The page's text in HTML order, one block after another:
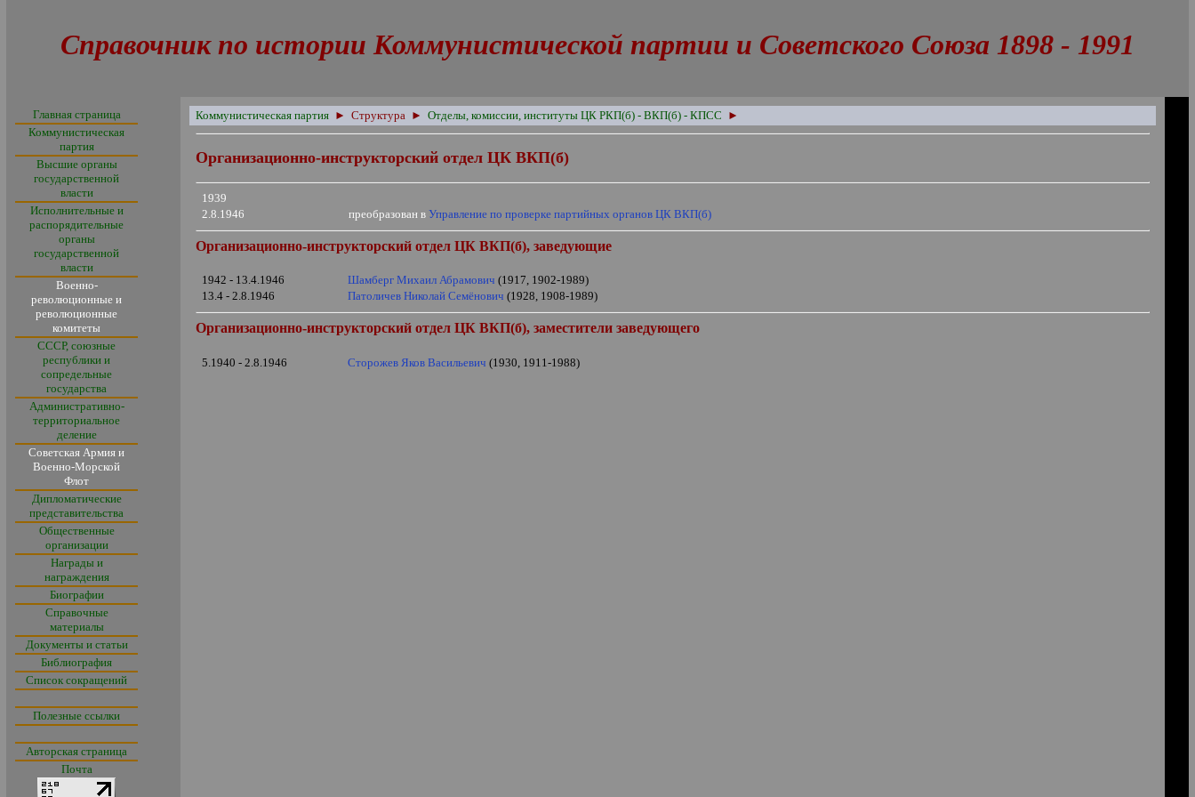
Справочник по истории Коммунистической партии и Советского Союза 1898 - 1991
Главная страница
Коммунистическая
партия
Высшие органы
государственной
власти
Исполнительные и
распорядительные
органы
государственной
власти
Военно-
революционные и
революционные
комитеты
СССР, союзные
республики и
сопредельные
государства
Административно-
территориальное
деление
Советская Армия и
Военно-Морской
Флот
Дипломатические
представительства
Общественные
организации
Награды и
награждения
Биографии
Справочные
материалы
Документы и статьи
Библиография
Список сокращений
Полезные ссылки
Авторская страница
Почта
Коммунистическая партия ► Структура ► Отделы, комиссии, институты ЦК РКП(б) - ВКП(б) - КПСС ►
Организационно-инструкторский отдел ЦК ВКП(б)
1939
2.8.1946
преобразован вУправление по проверке партийных органов ЦК ВКП(б)
Организационно-инструкторский отдел ЦК ВКП(б), заведующие
1942 - 13.4.1946 Шамберг Михаил Абрамович (1917, 1902-1989)
13.4 - 2.8.1946
Патоличев Николай Семёнович (1928, 1908-1989)
Организационно-инструкторский отдел ЦК ВКП(б), заместители заведующего
5.1940 - 2.8.1946 Сторожев Яков Васильевич (1930, 1911-1988)